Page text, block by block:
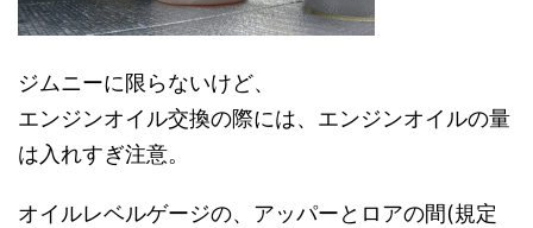
ジムニーに限らないけど、
エンジンオイル交換の際には、エンジンオイルの量
は入れすぎ注意。
オイルレベルゲージの、アッパーとロアの間(規定